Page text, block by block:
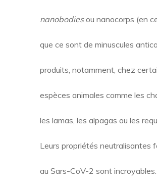
nanobodiesou nanocorps (en
que ce sont de minuscules
produits, notamment, chez
espèces animales comme les
les lamas, les alpagas ou les
Leurs propriétés neutralisantes
au Sars-CoV-2 sont